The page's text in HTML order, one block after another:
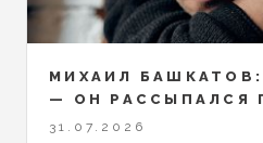
МИХАИЛ
— ОН РАССЫПАЛСЯ
31.07.2026